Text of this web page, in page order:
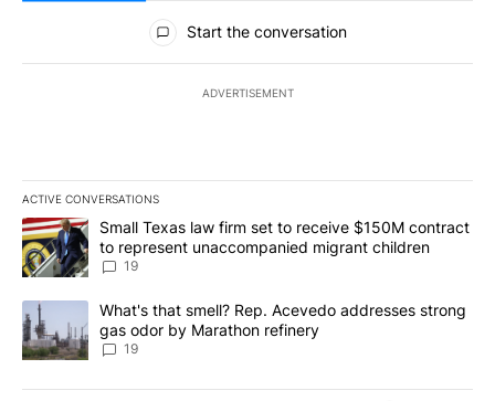
All Comments
Start the conversation
ADVERTISEMENT
ACTIVE CONVERSATIONS
The following is a list of the most commented articles in the last
A trending article titled "Small Texas law firm set to receive
Small Texas law firm set to receive $150M contract
to represent unaccompanied migrant children
19
A trending article titled "What's that smell? Rep. Acevedo
What's that smell? Rep. Acevedo addresses strong
gas odor by Marathon refinery
19